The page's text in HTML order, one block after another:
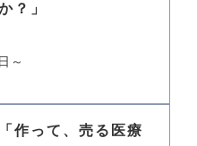
？」
～
作って、売る医療